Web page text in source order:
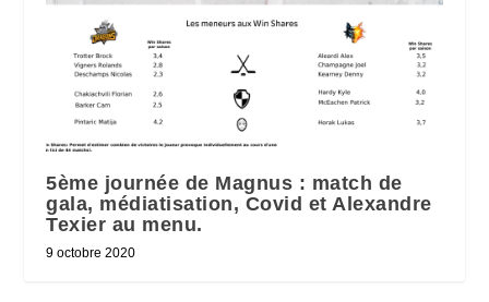
5ème journée de Magnus : match de
gala, médiatisation, Covid et Alexandre
Texier au menu.
9 octobre 2020